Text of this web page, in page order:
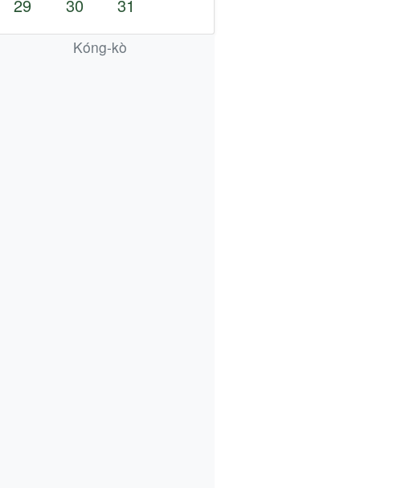
29
30 31
Kóng-kò